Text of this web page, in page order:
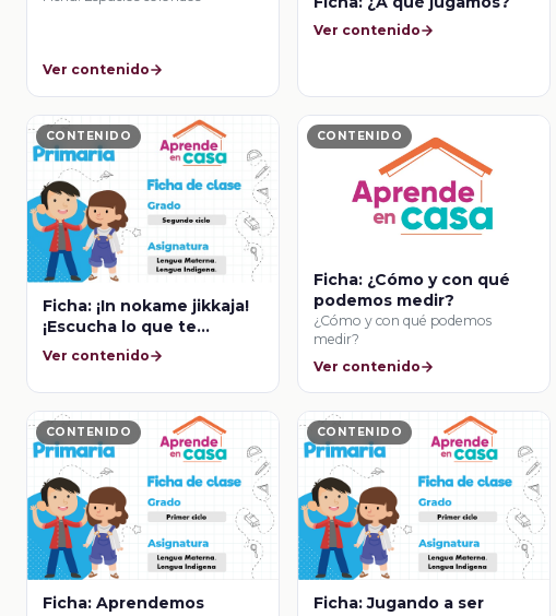
Ver contenido
Ver contenido
CONTENIDO
Ficha: ¡In nokame jikkaja!
¡Escucha lo que te
explico!
Ver contenido
CONTENIDO
Ficha: ¿Cómo y con qué
podemos medir?
¿Cómo y con qué podemos
medir?
Ver contenido
CONTENIDO
Ficha: Aprendemos
CONTENIDO
Ficha: Jugando a ser